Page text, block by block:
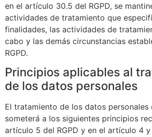
en el artículo 30.5 del RGPD, se
actividades de tratamiento que
finalidades, las actividades de
cabo y las demás circunstancias
RGPD.
Principios aplicables al
de los datos personales
El tratamiento de los datos personales
someterá a los siguientes principios
artículo 5 del RGPD y en el artículo 4